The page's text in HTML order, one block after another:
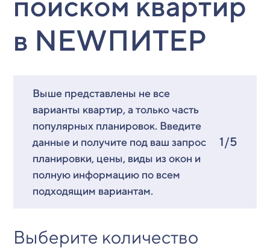
в NEWПИТЕР
Выше представлены не все
варианты квартир, а только часть
популярных планировок. Введите
данные и получите под ваш запрос
планировки, цены, виды из окон и
полную информацию по всем
подходящим вариантам.
1/5
Выберите количество